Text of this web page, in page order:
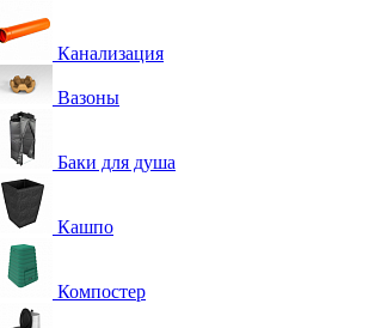
Канализация
Вазоны
Баки для душа
Кашпо
Компостер